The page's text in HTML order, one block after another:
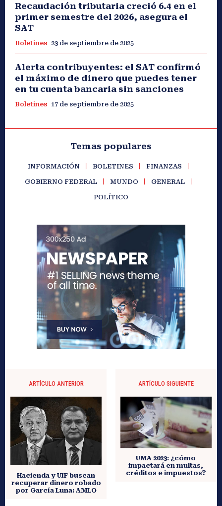
Recaudación tributaria creció 6.4 en el
primer semestre del 2026, asegura el
SAT
Boletines 23 de septiembre de 2025
Alerta contribuyentes: el SAT confirmó
el máximo de dinero que puedes tener
en tu cuenta bancaria sin sanciones
Boletines 17 de septiembre de 2025
Temas populares
INFORMACIÓN BOLETINES FINANZAS
GOBIERNO FEDERAL MUNDO GENERAL
POLÍTICO
ARTÍCULO ANTERIOR
Hacienda y UIF buscan
recuperar dinero robado
por García Luna: AMLO
ARTÍCULO SIGUIENTE
UMA 2023: ¿cómo
impactará en multas,
créditos e impuestos?